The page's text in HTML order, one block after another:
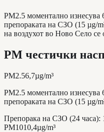
PM2.5 моментално изнесува
препораката на СЗО (15 µg/
на воздухот во Ново Село се
PM честички
PM2.56,7µg/m³
PM2.5 моментално изнесува
препораката на СЗО (15 µg/
Препорака на СЗО (24 часа):
PM1010,4µg/m³